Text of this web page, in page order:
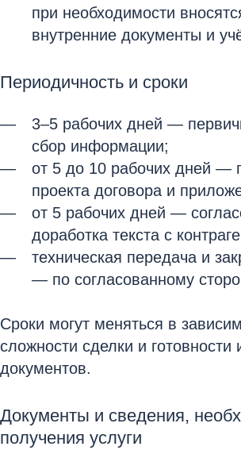
при необходимости
внутренние документы и
Периодичность и сроки
3–5 рабочих дней —
сбор информации;
от 5 до 10 рабочих дней —
проекта договора и
от 5 рабочих дней —
доработка текста с
техническая передача и
— по согласованному
Сроки могут меняться в
сложности сделки и готовности
документов.
Документы и сведения,
получения услуги